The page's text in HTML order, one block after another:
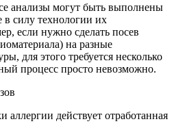
анализы могут быть выполнены
силу технологии их
если нужно сделать посев
на разные
для этого требуется несколько
процесс просто невозможно.
аллергии действует отработанная